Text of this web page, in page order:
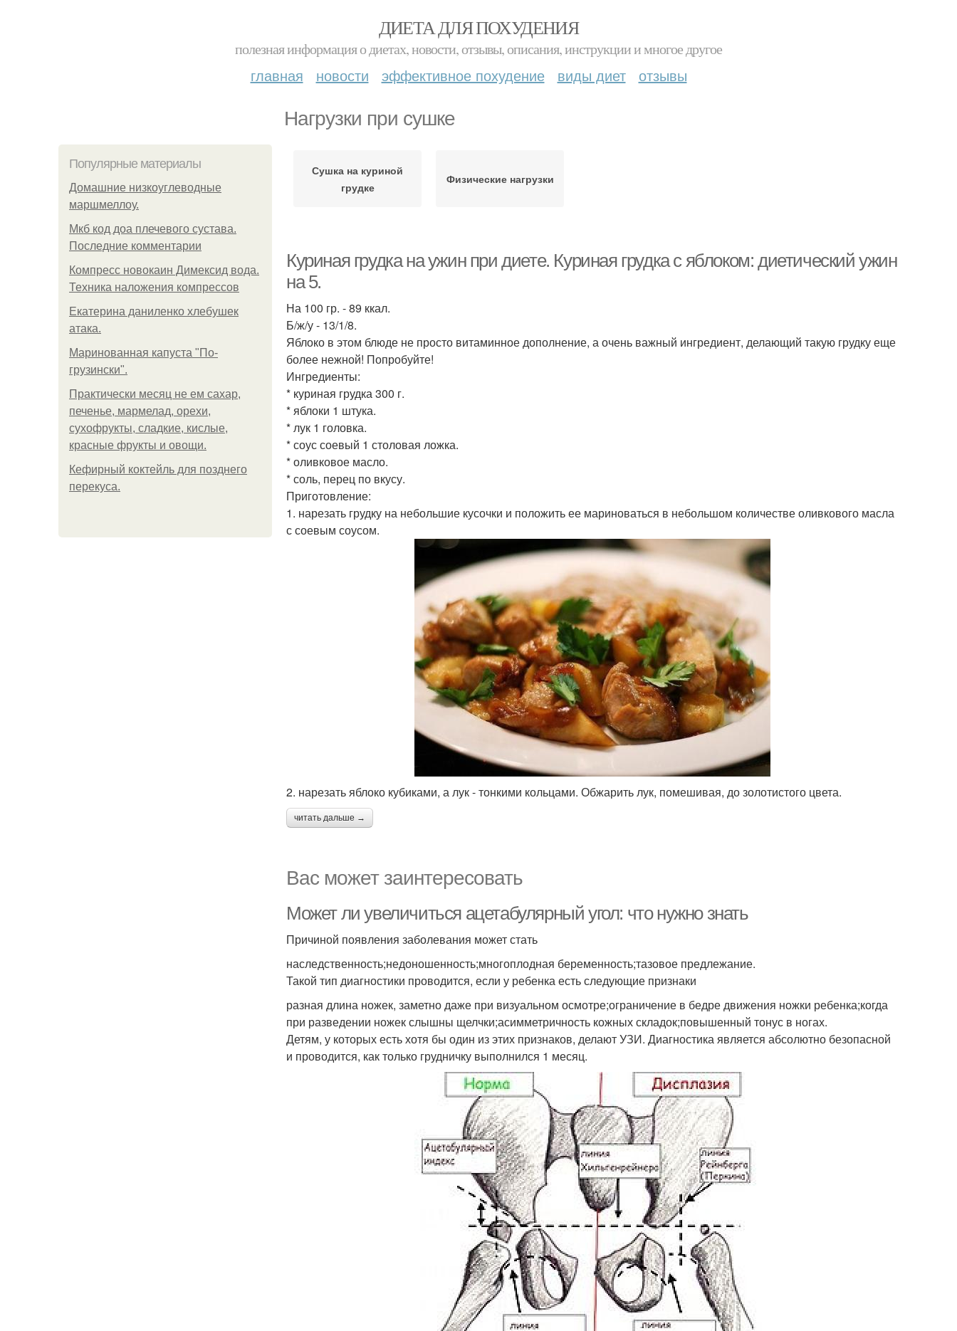
ДИЕТА ДЛЯ ПОХУДЕНИЯ
полезная информация о диетах, новости, отзывы, описания, инструкции и многое другое
главная новости эффективное похудение виды диет отзывы
Нагрузки при сушке
Популярные материалы
Домашние низкоуглеводные
маршмеллоу.
Мкб код доа плечевого сустава.
Последние комментарии
Компресс новокаин Димексид вода.
Техника наложения компрессов
Екатерина даниленко хлебушек
атака.
Маринованная капуста "По-
грузински".
Практически месяц не ем сахар,
печенье, мармелад, орехи,
сухофрукты, сладкие, кислые,
красные фрукты и овощи.
Кефирный коктейль для позднего
перекуса.
Сушка на куриной
грудке
Физические нагрузки
Куриная грудка на ужин при диете. Куриная грудка с яблоком: диетический ужин
на 5.
На 100 гр. - 89 ккал.
Б/ж/у - 13/1/8.
Яблоко в этом блюде не просто витаминное дополнение, а очень важный ингредиент, делающий такую грудку еще
более нежной! Попробуйте!
Ингредиенты:
* куриная грудка 300 г.
* яблоки 1 штука.
* лук 1 головка.
* соус соевый 1 столовая ложка.
* оливковое масло.
* соль, перец по вкусу.
Приготовление:
1. нарезать грудку на небольшие кусочки и положить ее мариноваться в небольшом количестве оливкового масла
с соевым соусом.
2. нарезать яблоко кубиками, а лук - тонкими кольцами. Обжарить лук, помешивая, до золотистого цвета.
читать дальше →
Вас может заинтересовать
Может ли увеличиться ацетабулярный угол: что нужно знать
Причиной появления заболевания может стать
наследственность;недоношенность;многоплодная беременность;тазовое предлежание.
Такой тип диагностики проводится, если у ребенка есть следующие признаки
разная длина ножек, заметно даже при визуальном осмотре;ограничение в бедре движения ножки ребенка;когда
при разведении ножек слышны щелчки;асимметричность кожных складок;повышенный тонус в ногах.
Детям, у которых есть хотя бы один из этих признаков, делают УЗИ. Диагностика является абсолютно безопасной
и проводится, как только грудничку выполнился 1 месяц.